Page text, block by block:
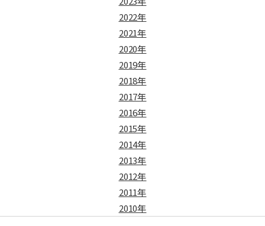
2022年
2021年
2020年
2019年
2018年
2017年
2016年
2015年
2014年
2013年
2012年
2011年
2010年